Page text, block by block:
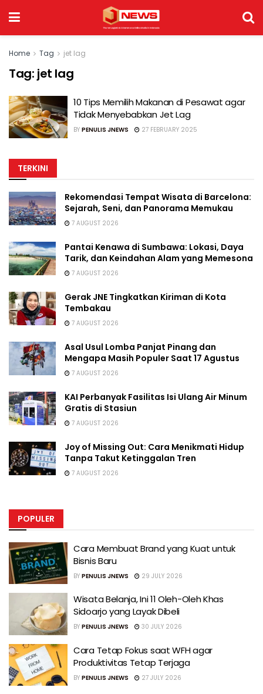
Home Tag jet lag
Tag: jet lag
10 Tips Memilih Makanan di Pesawat agar
Tidak Menyebabkan Jet Lag
BY PENULIS JNEWS 27 FEBRUARY 2025
TERKINI
Rekomendasi Tempat Wisata di Barcelona:
Sejarah, Seni, dan Panorama Memukau
7 AUGUST 2026
Pantai Kenawa di Sumbawa: Lokasi, Daya
Tarik, dan Keindahan Alam yang Memesona
7 AUGUST 2026
Gerak JNE Tingkatkan Kiriman di Kota
Tembakau
7 AUGUST 2026
Asal Usul Lomba Panjat Pinang dan
Mengapa Masih Populer Saat 17 Agustus
7 AUGUST 2026
KAI Perbanyak Fasilitas Isi Ulang Air Minum
Gratis di Stasiun
7 AUGUST 2026
Joy of Missing Out: Cara Menikmati Hidup
Tanpa Takut Ketinggalan Tren
7 AUGUST 2026
POPULER
Cara Membuat Brand yang Kuat untuk
Bisnis Baru
BY PENULIS JNEWS 29 JULY 2026
Wisata Belanja, Ini 11 Oleh-Oleh Khas
Sidoarjo yang Layak Dibeli
BY PENULIS JNEWS 30 JULY 2026
Cara Tetap Fokus saat WFH agar
Produktivitas Tetap Terjaga
BY PENULIS JNEWS 27 JULY 2026